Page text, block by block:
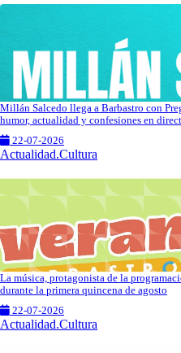
Millán Salcedo llega a Barbastro con
humor, actualidad y confesiones en
22-07-2026
Actualidad.Cultura
La música, protagonista de la
durante la primera quincena de agosto
22-07-2026
Actualidad.Cultura